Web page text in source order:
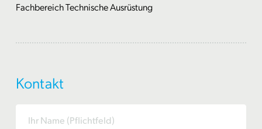
Fachbereich Technische Ausrüstung
Kontakt